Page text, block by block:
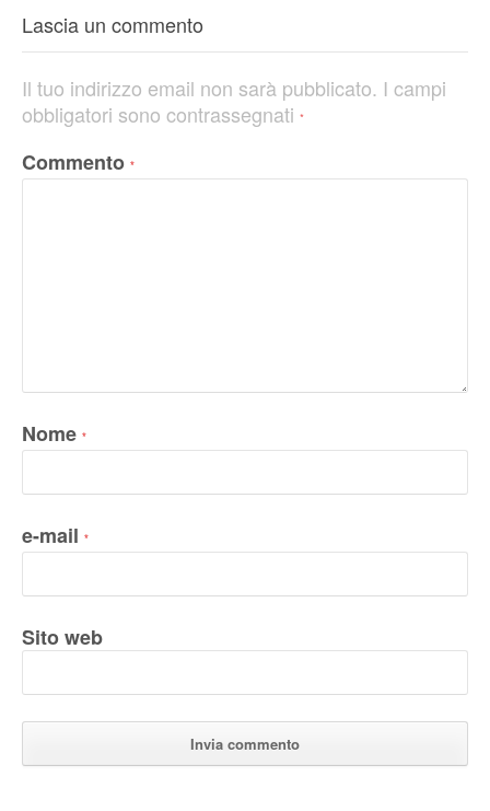
Lascia un commento
Il tuo indirizzo email non sarà pubblicato. I campi
obbligatori sono contrassegnati *
Commento *
Nome *
e-mail *
Sito web